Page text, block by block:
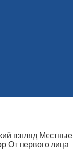
взгляд Местные
От первого лица